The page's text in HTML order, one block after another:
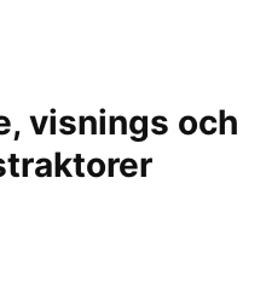
visnings och